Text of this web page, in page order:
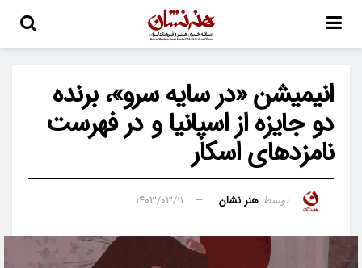
انیمیشن «در سایه سرو»، برنده
دو جایزه از اسپانیا و در فهرست
نامزدهای اسکار
توسط هنر نشان ۱۴۰۳/۰۳/۱۱